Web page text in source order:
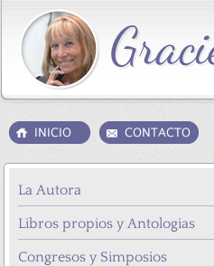
La Autora
Libros propios y Antologias
Congresos y Simposios